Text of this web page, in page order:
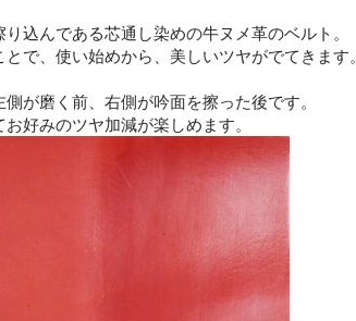
り込んである芯通し染めの牛ヌメ革のベルト。
で、使い始めから、美しいツヤがでてきます。
が磨く前、右側が吟面を擦った後です。
好みのツヤ加減が楽しめます。